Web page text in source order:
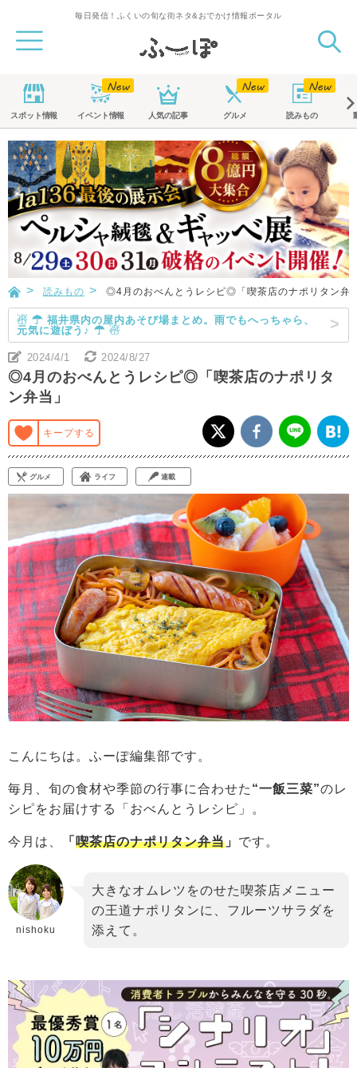
毎日発信！ふくいの旬な街ネタ&おでかけ情報ポータル
スポット情報 イベント情報 人気の記事 グルメ 読みもの
読みもの ◎4月のおべんとうレシピ◎「喫茶店のナポリタン弁
☃ ☂ 福井県内の屋内あそび場まとめ。雨でもへっちゃら、
元気に遊ぼう♪ ☂ ☃
2024/4/1 2024/8/27
◎4月のおべんとうレシピ◎「喫茶店のナポリタ
ン弁当」
キープする
グルメ ライフ 連載
こんにちは。ふーぽ編集部です。
毎月、旬の食材や季節の行事に合わせた “一飯三菜”のレ
シピをお届けする「おべんとうレシピ」。
今月は、 「 喫茶店のナポリタン弁当 」 です。
nishoku
大きなオムレツをのせた喫茶店メニュー
の王道ナポリタンに、フルーツサラダを
添えて。